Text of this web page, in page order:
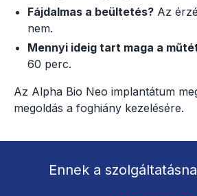
Fájdalmas a beültetés? Az
nem.
Mennyi ideig tart maga a
60 perc.
Az Alpha Bio Neo implantátum
megoldás a foghiány kezelésére.
Ennek a